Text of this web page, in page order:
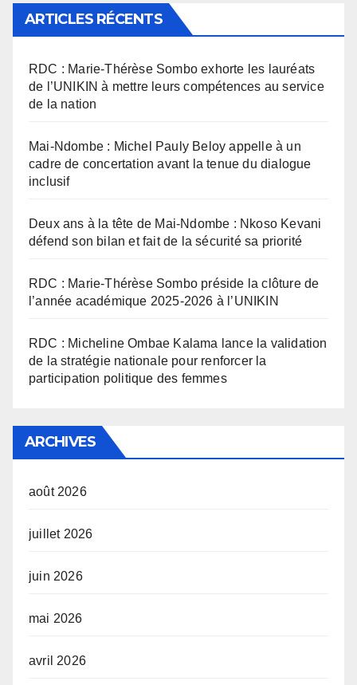
ARTICLES RÉCENTS
RDC : Marie-Thérèse Sombo exhorte les lauréats
de l’UNIKIN à mettre leurs compétences au service
de la nation
Mai-Ndombe : Michel Pauly Beloy appelle à un
cadre de concertation avant la tenue du dialogue
inclusif
Deux ans à la tête de Mai-Ndombe : Nkoso Kevani
défend son bilan et fait de la sécurité sa priorité
RDC : Marie-Thérèse Sombo préside la clôture de
l’année académique 2025-2026 à l’UNIKIN
RDC : Micheline Ombae Kalama lance la validation
de la stratégie nationale pour renforcer la
participation politique des femmes
ARCHIVES
août 2026
juillet 2026
juin 2026
mai 2026
avril 2026